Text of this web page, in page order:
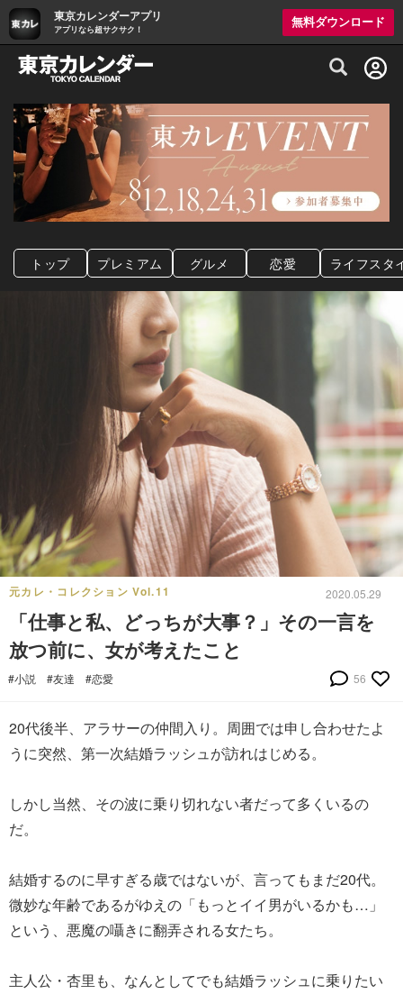
東京カレンダーアプリ
アプリなら超サクサク！
無料ダウンロード
グルメ情報・プレミアムレストラン予約
トップ プレミアム グルメ 恋愛 ライフスタ
元カレ・コレクション Vol.11 2020.05.29
「仕事と私、どっちが大事？」その一言を
放つ前に、女が考えたこと
#小説 #友達 #恋愛 56
20代後半、アラサーの仲間入り。周囲では申し合わせたよ
うに突然、第一次結婚ラッシュが訪れはじめる。
しかし当然、その波に乗り切れない者だって多くいるの
だ。
結婚するのに早すぎる歳ではないが、言ってもまだ20代。
微妙な年齢であるがゆえの「もっとイイ男がいるかも…」
という、悪魔の囁きに翻弄される女たち。
主人公・杏里も、なんとしてでも結婚ラッシュに乗りたい